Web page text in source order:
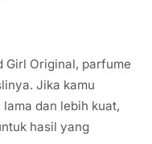
Girl Original, parfume
Jika kamu
dan lebih kuat,
hasil yang